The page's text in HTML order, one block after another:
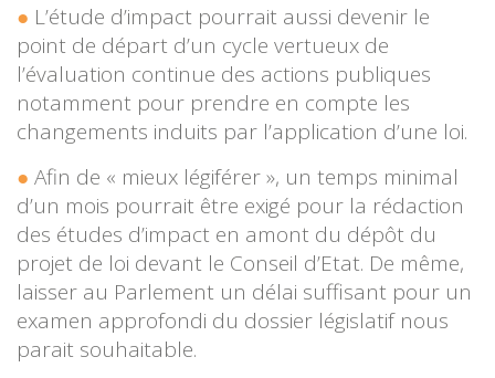
L’étude d’impact pourrait aussi devenir le
point de départ d’un cycle vertueux de
l’évaluation continue des actions publiques
notamment pour prendre en compte les
changements induits par l’application d’une loi.
Afin de « mieux légiférer », un temps minimal
d’un mois pourrait être exigé pour la rédaction
des études d’impact en amont du dépôt du
projet de loi devant le Conseil d’Etat. De même,
laisser au Parlement un délai suffisant pour un
examen approfondi du dossier législatif nous
parait souhaitable.